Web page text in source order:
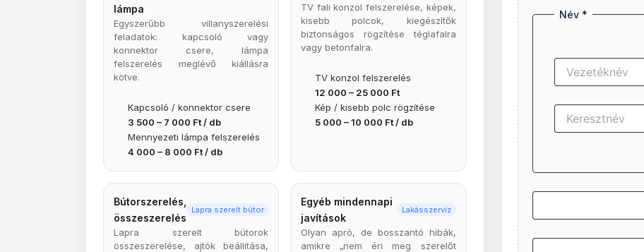
lámpa
Egyszerűbb villanyszerelési
feladatok: kapcsoló vagy
konnektor csere, lámpa
felszerelés meglévő kiállásra
kötve.
Kapcsoló / konnektor csere
3 500 – 7 000 Ft / db
Mennyezeti lámpa felszerelés
4 000 – 8 000 Ft / db
TV fali konzol felszerelése, képek,
kisebb polcok, kiegészítők
biztonságos rögzítése téglafalra
vagy betonfalra.
TV konzol felszerelés
12 000 – 25 000 Ft
Kép / kisebb polc rögzítése
5 000 – 10 000 Ft / db
Bútorszerelés,
összeszerelés
Lapra szerelt bútor
Lapra szerelt bútorok
összeszerelése, ajtók beállítása,
Egyéb mindennapi
javítások
Lakásszerviz
Olyan apró, de bosszantó hibák,
amikre „nem éri meg szerelőt
Név *